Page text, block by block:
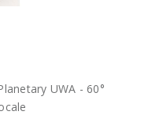
UWA - 60°